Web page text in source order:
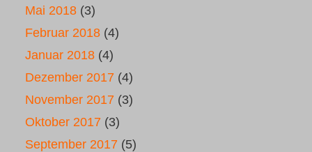
Mai 2018 (3)
Februar 2018 (4)
Januar 2018 (4)
Dezember 2017 (4)
November 2017 (3)
Oktober 2017 (3)
September 2017 (5)